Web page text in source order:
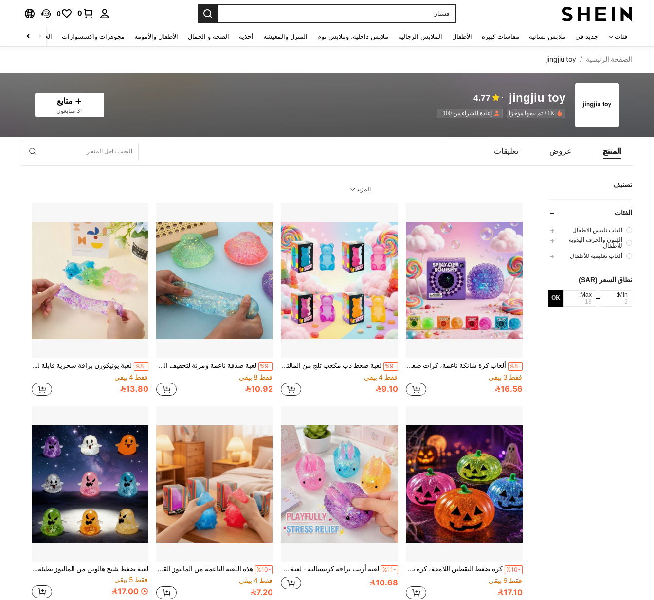
Squishy
0
0
فئات جديد في ملابس نسائية مقاسات كبيرة الأطفال الملابس الرجالية ملابس داخلية، وملابس نوم المنزل والمعيشة أحذية الصحة و الجمال الأطفال والأمومة مجوهرات واكسسوارات الحقائب والأمتعة
الصفحة الرئيسية /
jingjiu toy
jingjiu toy
4.77
1K+ تم بيعها مؤخرًا إعادة الشراء من 100+
متابع
31 متابعون
المنتج عروض تعليقات
تصنيف
الفئات
العاب تلبيس الاطفال
الفنون والحرف اليدوية
للأطفال
ألعاب تعليمية للأطفال
نطاق السعر (SAR)
Min:
Max:
OK
المزيد
%8-
ألعاب كرة شائكة ناعمة، كرات ضغط لتخفيف التوتر، ألعاب حسية ملونة للضغط للأطفال والبالغين لتخفيف القلق، هدايا حفلات وهدايا أعياد ميلاد وأكياس هدايا للفصول الدراسية
فقط 3 بيقي
16.56
%9-
لعبة ضغط دب مكعب ثلج من المالتوز لتخفيف القلق، لعبة تخفيف الضغط الناعمة، مناسبة للاسترخاء في المكتب/الترفيه المنزلي، لعبة ضغط مالتوز صغيرة لطيفة بطيئة الارتداد، أداة حسية فائقة النعومة لتخفيف الضغط، ممتعة للعجن والضغط لتخفيف التوتر، مناسبة للمكتب والمدرسة والمنزل أو الترفيه في الهواء الطلق
فقط 4 بيقي
9.10
%9-
لعبة صدفة ناعمة ومرنة لتخفيف القلق وتحسين التركيز، لعبة ضغط محشوة بالمالتوز للعب الحسي، لعبة حسية لتخفيف التوتر للبالغين، كرة ضغط ناعمة بطيئة الارتداد
فقط 8 بيقي
10.92
%8-
لعبة يونيكورن براقة سحرية قابلة للضغط – لعبة TPR ناعمة لتخفيف التوتر والتململ
فقط 4 بيقي
13.80
%10-
كرة ضغط اليقطين اللامعة، كرة ناعمة بطيئة الارتداد، لعبة إصبع لطيفة على شكل فانوس جاك للهالوين، تخفيف القلق، هدية عيد ميلاد
فقط 6 بيقي
17.10
%11- لعبة أرنب براقة كريستالية - لعبة حسية من مادة TPR بطيئة الارتفاع للأطفال والبالغين، ألعاب تخفيف الضغط للمكتب والمنزل، اختلافات طفيفة في الحرفية واللون
10.68
%10-
هذه اللعبة الناعمة من المالتوز القابلة للضغط لتخفيف التوتر يمكن أن تكون لعبة يومية ممتعة للأطفال، تساعد على تحسين التركيز؛ بالنسبة للبالغين، يمكن أن تخفف القلق وتطلق ضغوط العمل والحياة.
فقط 4 بيقي
7.20
لعبة ضغط شبح هالوين من المالتوز بطيئة الارتداد لتخفيف التوتر والتفريغ، لعبة ضغط للمزاح ولأطراف الأصابع - لعبة حسية للأطفال المصابين بالتوحد، كرة ضغط للبالغين، لعبة ناعمة قابلة للضغط لتخفيف القلق، لعبة ضغط لأطراف أصابع المراهقين، هدية عيد الميلاد للأحفاد، هدية حفلة، هدية عيد ميلاد، لعبة ضغط من سلسلة حمام السباحة
فقط 5 بيقي
17.00